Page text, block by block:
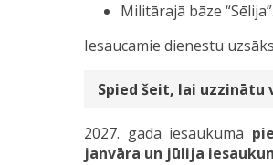
Militārajā bāze “Sēlija”.
Iesaucamie dienestu uzsāks
Spied šeit, lai uzzinātu
2027. gada iesaukumā
janvāra un jūlija